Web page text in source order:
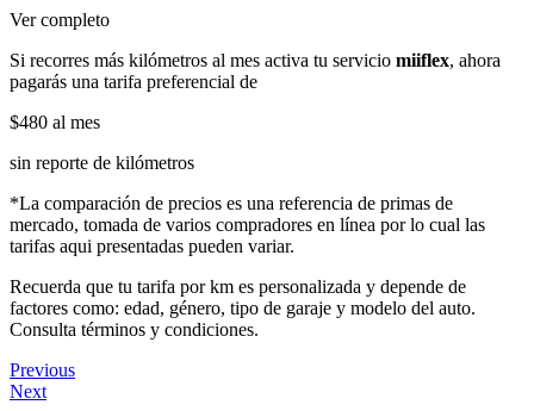
Ver completo
Si recorres más kilómetros al mes activa tu servicio miiflex, ahora
pagarás una tarifa preferencial de
$480 al mes
sin reporte de kilómetros
*La comparación de precios es una referencia de primas de
mercado, tomada de varios compradores en línea por lo cual las
tarifas aqui presentadas pueden variar.
Recuerda que tu tarifa por km es personalizada y depende de
factores como: edad, género, tipo de garaje y modelo del auto.
Consulta términos y condiciones.
Previous
Next